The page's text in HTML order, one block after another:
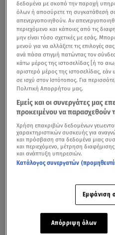
δεδομένα με σκοπό την παροχή
όλων ή αποσύρετε τη συγκατάθεσή
απενεργοποιηθούν. Αν
περιεχόμενο και κάποιες από τις
μην είναι τόσο σχετικές με εσάς.
μενού για να αλλάξετε τις επιλογές
ανά πάσα στιγμή πατώντας τον
κάτω μέρος της ιστοσελίδας [ή το
αριστερό μέρος της ιστοσελίδας, εάν
σε ισχύ στον Ιστότοπος. Για
Πολιτική Απορρήτου μας.
Εμείς και οι συνεργάτες μας
προκειμένου να παρασχεθούν
Χρήση επακριβών δεδομένων
χαρακτηριστικών συσκευής για
και πρόσβαση στα δεδομένα μιας
και περιεχόμενο, μέτρηση
και ανάπτυξη υπηρεσιών.
Κατάλογος συνεργατών
Εμφάνιση
Απόρριψη όλων